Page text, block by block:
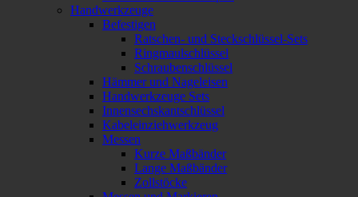
Handwerkzeuge
Befestigen
Ratschen- und Steckschlüssel-Sets
Ringmaulschlüssel
Schraubenschlüssel
Hämmer und Nageleisen
Handwerkzeuge Sets
Innensechskantschlüssel
Kabeleinziehwerkzeug
Messen
Kurze Maßbänder
Lange Maßbänder
Zollstöcke